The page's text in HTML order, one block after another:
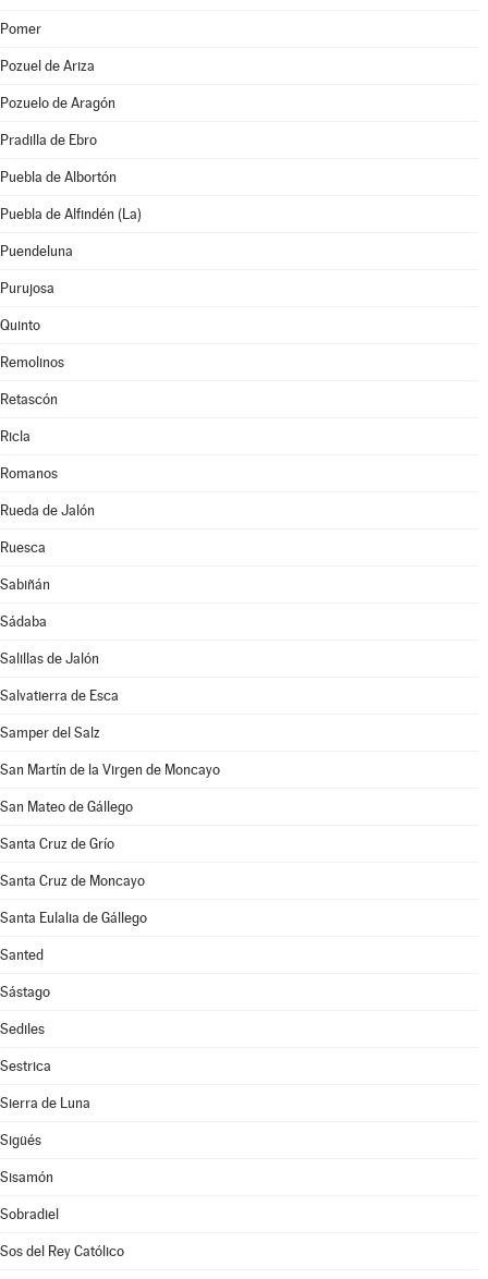
Pomer
Pozuel de Ariza
Pozuelo de Aragón
Pradilla de Ebro
Puebla de Albortón
Puebla de Alfindén (La)
Puendeluna
Purujosa
Quinto
Remolinos
Retascón
Ricla
Romanos
Rueda de Jalón
Ruesca
Sabiñán
Sádaba
Salillas de Jalón
Salvatierra de Esca
Samper del Salz
San Martín de la Virgen de Moncayo
San Mateo de Gállego
Santa Cruz de Grío
Santa Cruz de Moncayo
Santa Eulalia de Gállego
Santed
Sástago
Sediles
Sestrica
Sierra de Luna
Sigüés
Sisamón
Sobradiel
Sos del Rey Católico